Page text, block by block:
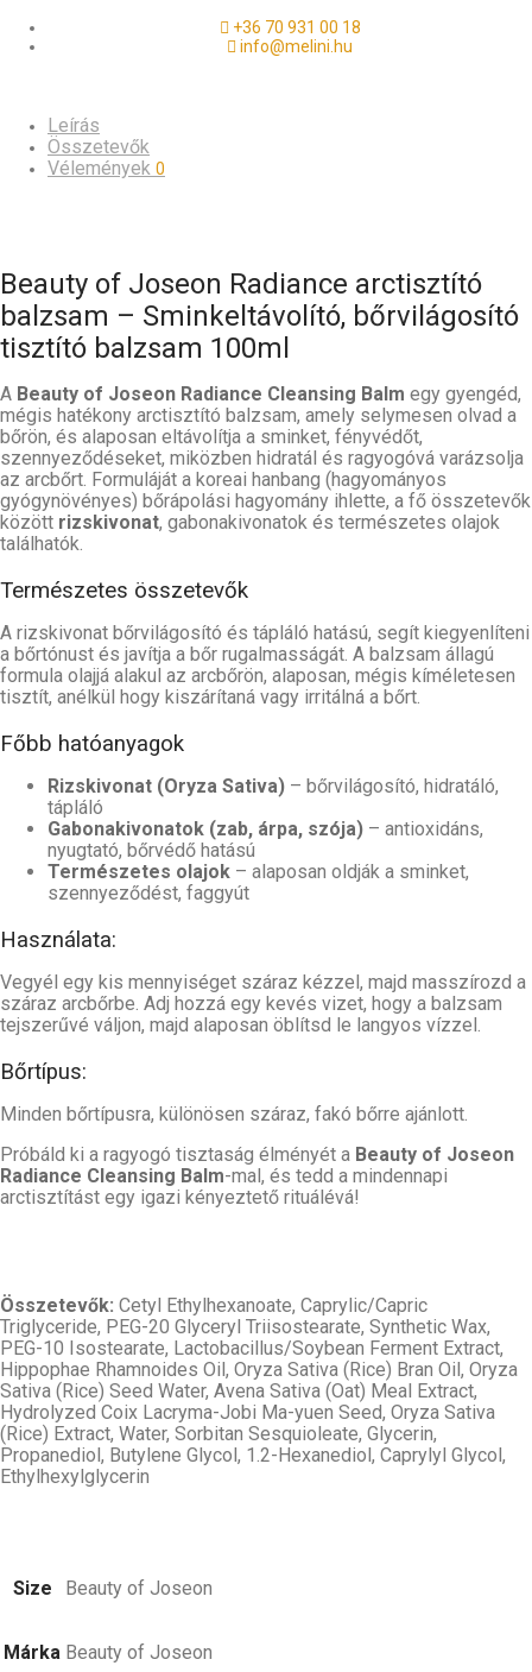
+36 70 931 00 18
info@melini.hu
Leírás
Összetevők
Vélemények 0
Beauty of Joseon Radiance arctisztító
balzsam – Sminkeltávolító, bőrvilágosító
tisztító balzsam 100ml
A Beauty of Joseon Radiance Cleansing Balm egy gyengéd,
mégis hatékony arctisztító balzsam, amely selymesen olvad a
bőrön, és alaposan eltávolítja a sminket, fényvédőt,
szennyeződéseket, miközben hidratál és ragyogóvá varázsolja
az arcbőrt. Formuláját a koreai hanbang (hagyományos
gyógynövényes) bőrápolási hagyomány ihlette, a fő összetevők
között rizskivonat, gabonakivonatok és természetes olajok
találhatók.
Természetes összetevők
A rizskivonat bőrvilágosító és tápláló hatású, segít kiegyenlíteni
a bőrtónust és javítja a bőr rugalmasságát. A balzsam állagú
formula olajjá alakul az arcbőrön, alaposan, mégis kíméletesen
tisztít, anélkül hogy kiszárítaná vagy irritálná a bőrt.
Főbb hatóanyagok
Rizskivonat (Oryza Sativa) – bőrvilágosító, hidratáló,
tápláló
Gabonakivonatok (zab, árpa, szója) – antioxidáns,
nyugtató, bőrvédő hatású
Természetes olajok – alaposan oldják a sminket,
szennyeződést, faggyút
Használata:
Vegyél egy kis mennyiséget száraz kézzel, majd masszírozd a
száraz arcbőrbe. Adj hozzá egy kevés vizet, hogy a balzsam
tejszerűvé váljon, majd alaposan öblítsd le langyos vízzel.
Bőrtípus:
Minden bőrtípusra, különösen száraz, fakó bőrre ajánlott.
Próbáld ki a ragyogó tisztaság élményét a Beauty of Joseon
Radiance Cleansing Balm-mal, és tedd a mindennapi
arctisztítást egy igazi kényeztető rituálévá!
Összetevők: Cetyl Ethylhexanoate, Caprylic/​Capric
Triglyceride, PEG-20 Glyceryl Triisostearate, Synthetic Wax,
PEG-10 Isostearate, Lactobacillus/​Soybean Ferment Extract,
Hippophae Rhamnoides Oil, Oryza Sativa (Rice) Bran Oil, Oryza
Sativa (Rice) Seed Water, Avena Sativa (Oat) Meal Extract,
Hydrolyzed Coix Lacryma-Jobi Ma-yuen Seed, Oryza Sativa
(Rice) Extract, Water, Sorbitan Sesquioleate, Glycerin,
Propanediol, Butylene Glycol, 1.2-Hexanediol, Caprylyl Glycol,
Ethylhexylglycerin
Size Beauty of Joseon
Márka Beauty of Joseon